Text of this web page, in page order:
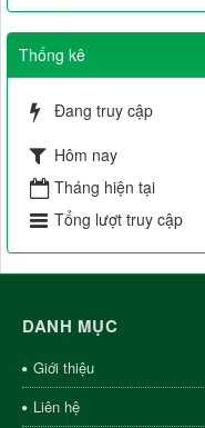
Thống kê
Đang truy cập
Hôm nay
Tháng hiện tại
Tổng lượt truy cập
DANH MỤC
Giới thiệu
Liên hệ